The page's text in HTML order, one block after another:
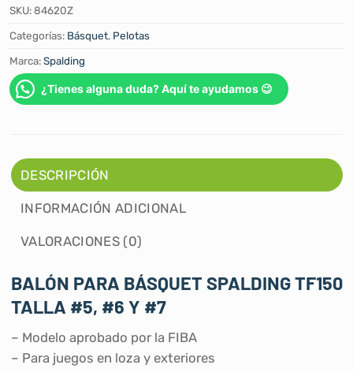
SKU:84620Z
Categorías: Básquet, Pelotas
Marca:Spalding
¿Tienes alguna duda? Aquí te ayudamos 😉
DESCRIPCIÓN
INFORMACIÓN ADICIONAL
VALORACIONES (0)
BALÓN PARA BÁSQUET SPALDING TF150
TALLA #5, #6 Y #7
– Modelo aprobado por la FIBA
– Para juegos en loza y exteriores